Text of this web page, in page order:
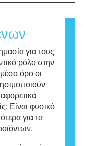
συστατικά
για
ασφαλές
για τους
ρόλο στην
όρο οι
Είναι φυσικό
για τα